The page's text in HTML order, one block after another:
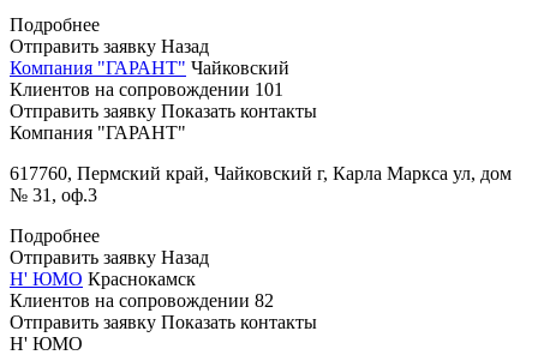
Подробнее
Отправить заявку Назад
Компания "ГАРАНТ" Чайковский
Клиентов на сопровождении 101
Отправить заявку Показать контакты
Компания "ГАРАНТ"
617760, Пермский край, Чайковский г, Карла Маркса ул, дом
№ 31, оф.3
Подробнее
Отправить заявку Назад
Н' ЮМО Краснокамск
Клиентов на сопровождении 82
Отправить заявку Показать контакты
Н' ЮМО